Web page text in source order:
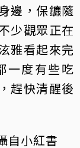
邊，保鑣隨
少觀眾正在
雅看起來完
一度有些吃
趕快清醒後